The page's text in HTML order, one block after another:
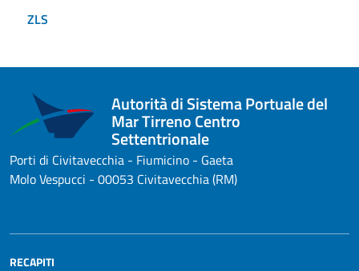
ZLS
Autorità di Sistema Portuale del
Mar Tirreno Centro
Settentrionale
Porti di Civitavecchia - Fiumicino - Gaeta
Molo Vespucci - 00053 Civitavecchia (RM)
RECAPITI